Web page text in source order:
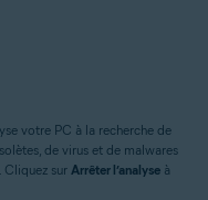
votre PC à la recherche de
de virus et de malwares
Cliquez sur Arrêter l’analyse à